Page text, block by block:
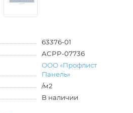
63376-01
ACPP-07736
ООО «Профлист
Панель»
/м2
В наличии